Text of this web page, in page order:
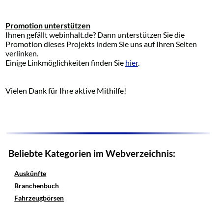
Promotion unterstützen
Ihnen gefällt webinhalt.de? Dann unterstützen Sie die
Promotion dieses Projekts indem Sie uns auf Ihren Seiten
verlinken.
Einige Linkmöglichkeiten finden Sie hier.
Vielen Dank für Ihre aktive Mithilfe!
Beliebte Kategorien im Webverzeichnis:
Auskünfte
Branchenbuch
Fahrzeugbörsen